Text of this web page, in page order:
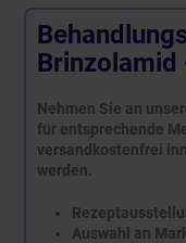
Nehmen Sie an
für entsprechende
versandkostenfrei
werden.
Auswahl an